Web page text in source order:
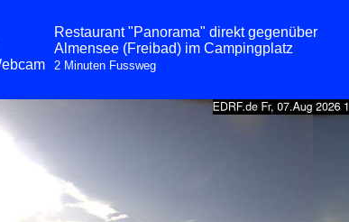
Restaurant "Panorama" direkt gegenüber
Almensee (Freibad) im Campingplatz
2 Minuten Fussweg